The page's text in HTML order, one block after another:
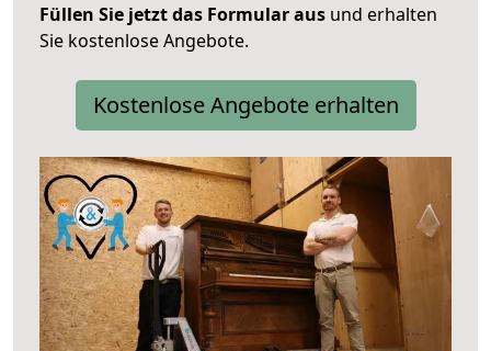
Füllen Sie jetzt das Formular aus und erhalten
Sie kostenlose Angebote.
Kostenlose Angebote erhalten